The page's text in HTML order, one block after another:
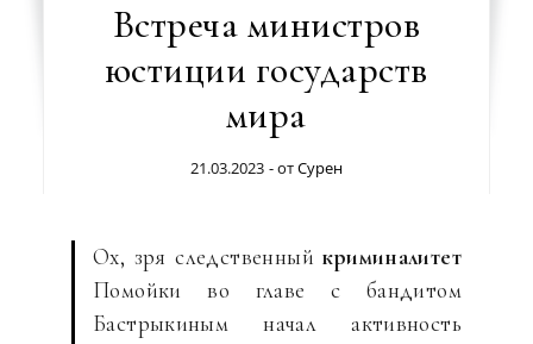
Встреча министров
юстиции государств
мира
21.03.2023 - отСурен
Ох, зря следственныйкриминалитет
Помойки во главе с бандитом
Бастрыкиным начал активность